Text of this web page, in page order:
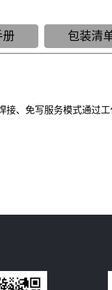
册 包装清
、免写服务模式通过工